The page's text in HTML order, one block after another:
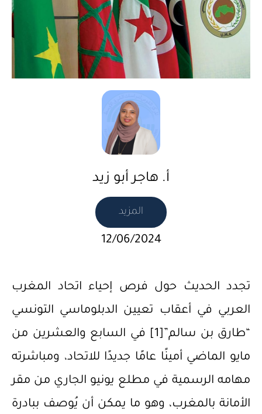
أ. هاجر أبو زيد
المزيد
12/06/2024
تجدد الحديث حول فرص إحياء اتحاد المغرب
العربي في أعقاب تعيين الدبلوماسي التونسي
“طارق بن سالم” [1]
في السابع والعشرين من
مايو الماضي أمينًا عامًا جديدًا للاتحاد، ومباشرته
مهامه الرسمية في مطلع يونيو الجاري من مقر
الأمانة بالمغرب، وهو ما يمكن أن يُوصف ببادرة